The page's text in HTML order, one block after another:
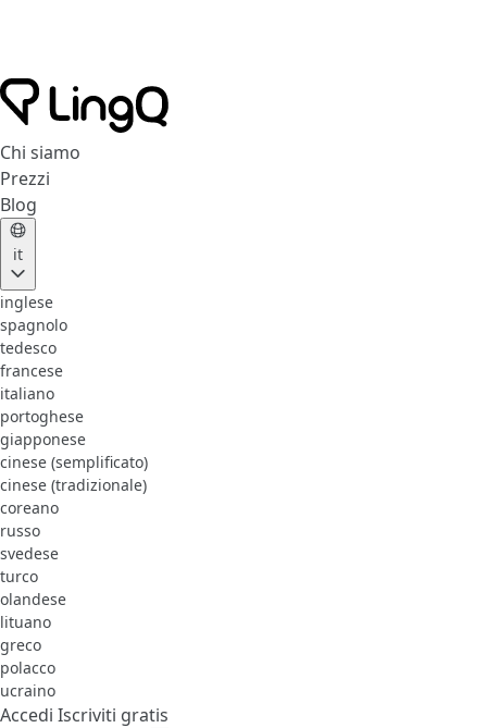
Chi siamo
Prezzi
Blog
it
inglese
spagnolo
tedesco
francese
italiano
portoghese
giapponese
cinese (semplificato)
cinese (tradizionale)
coreano
russo
svedese
turco
olandese
lituano
greco
polacco
ucraino
Accedi Iscriviti gratis